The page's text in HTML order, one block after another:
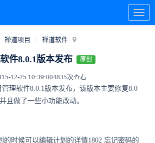
禅道项目 禅道软件
件8.0.1版本发布 原创
12-25 10:39:004835次查看
理软件8.0.1版本发布，该版本主要修复8.0
且做了一些小功能改动。
的时候可以编辑计划的详情1802 忘记密码的